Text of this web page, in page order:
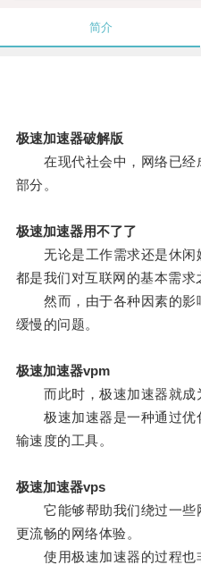
简介
极速加速器破解版
在现代社会中，网络已经
部分。
极速加速器用不了了
无论是工作需求还是休闲
都是我们对互联网的基本需求
然而，由于各种因素的影
缓慢的问题。
极速加速器vpm
而此时，极速加速器就成
极速加速器是一种通过优
输速度的工具。
极速加速器vps
它能够帮助我们绕过一些
更流畅的网络体验。
使用极速加速器的过程也